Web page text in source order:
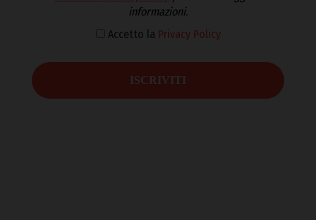
informazioni.
Accetto la Privacy Policy